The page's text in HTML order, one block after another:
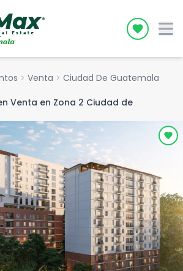
Icon
chevron_right Venta chevron_right Ciudad De Guatemala
Venta en Zona 2 Ciudad de